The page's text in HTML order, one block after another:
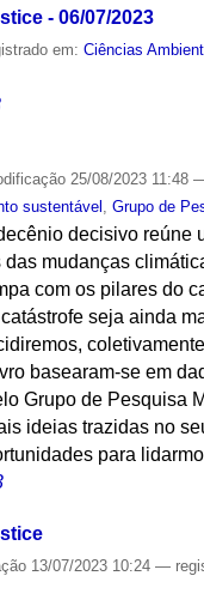
- 06/07/2023
em:Ciências
25/08/2023 11:48
sustentável ,Grupo de
decisivo
mudanças
com os pilares do
seja ainda
basearam-se em
Grupo de Pesquisa
ideias trazidas no
para
13/07/2023 10:24—